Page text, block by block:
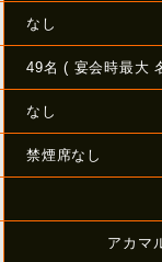
なし
49名 ( 宴会時最大
なし
禁煙席なし
アカマ